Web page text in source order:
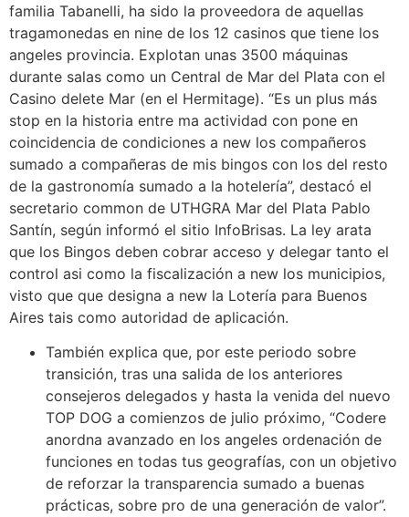
familia Tabanelli, ha sido la proveedora de aquellas
tragamonedas en nine de los 12 casinos que tiene los
angeles provincia. Explotan unas 3500 máquinas
durante salas como un Central de Mar del Plata con el
Casino delete Mar (en el Hermitage). “Es un plus más
stop en la historia entre ma actividad con pone en
coincidencia de condiciones a new los compañeros
sumado a compañeras de mis bingos con los del resto
de la gastronomía sumado a la hotelería”, destacó el
secretario common de UTHGRA Mar del Plata Pablo
Santín, según informó el sitio InfoBrisas. La ley arata
que los Bingos deben cobrar acceso y delegar tanto el
control asi como la fiscalización a new los municipios,
visto que que designa a new la Lotería para Buenos
Aires tais como autoridad de aplicación.
También explica que, por este periodo sobre
transición, tras una salida de los anteriores
consejeros delegados y hasta la venida del nuevo
TOP DOG a comienzos de julio próximo, “Codere
anordna avanzado en los angeles ordenación de
funciones en todas tus geografías, con un objetivo
de reforzar la transparencia sumado a buenas
prácticas, sobre pro de una generación de valor”.